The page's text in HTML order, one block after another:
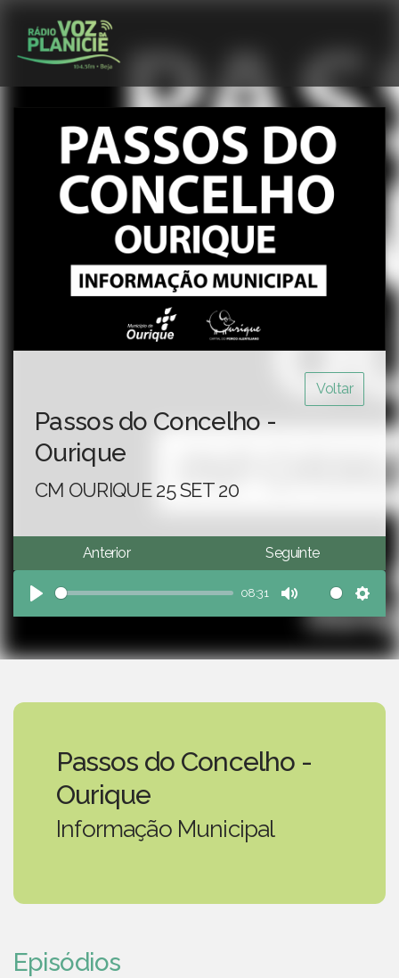
Voltar
Passos do Concelho -
Ourique
CM OURIQUE 25 SET 20
Anterior Seguinte
Play
08:31
Mute
Passos do Concelho -
Ourique
Informação Municipal
Episódios